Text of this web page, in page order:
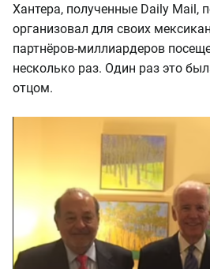
Хантера, полученные Daily Mail,
организовал для своих
партнёров-миллиардеров
несколько раз. Один раз это
отцом.